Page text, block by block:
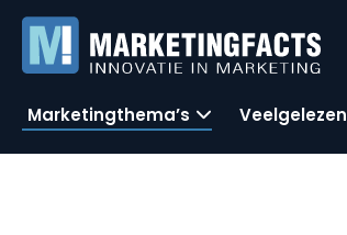
Marketingthema’s Veelgelezen